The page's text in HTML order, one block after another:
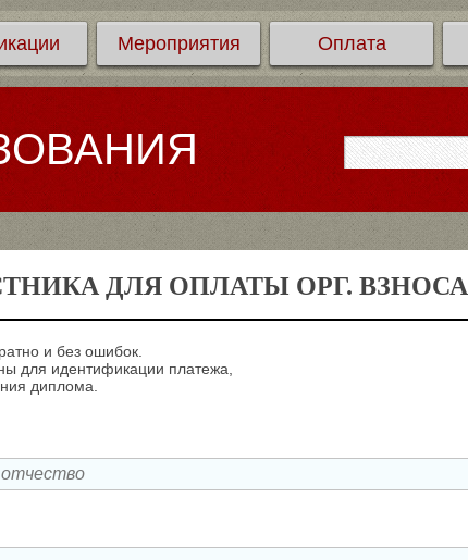
Мероприятия Оплата
ДЛЯ ОПЛАТЫ ОРГ. ВЗНОСА
и без ошибок.
для идентификации платежа,
диплома.